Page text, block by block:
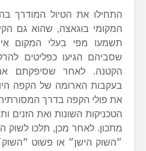
התחילו את הטיול המודרך
המקומי בוגאצה, שהוא גם
תשמעו מפי בעלי המקום
שסביהם הגיעו כפליטים
הקטנה. לאחר שסיפקתם
בעקבות הארומה של הקפה
את פולי הקפה בדרך
הטכניקות השונות ואת הזנים
מתכון. לאחר מכן, תלכו לשוק
״השוק הישן״ או פשוט